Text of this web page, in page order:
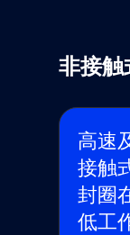
非接
高速
接触
封圈
低工